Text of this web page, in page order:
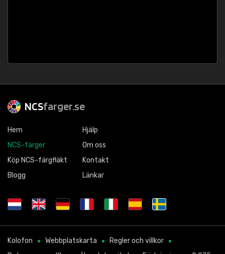
NCSfarger.se
Hem
NCS-färger
Köp NCS-färgfläkt
Blogg
Hjälp
Om oss
Kontakt
Länkar
Kolofon Webbplatskarta
Regler och villkor